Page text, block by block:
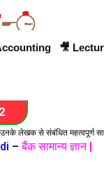
🎥
लेखक से संबंधित महत्वपूर्ण
–बैंक सामान्य ज्ञान |